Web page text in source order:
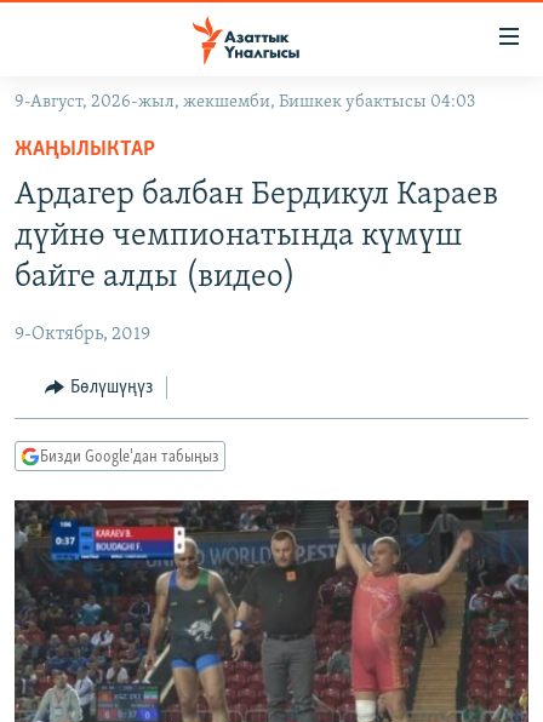
Навигацияга
өтүңүз
Издөөгө
салыңызКЫРГЫЗСТАН
САЯСАТ
МАДАНИЯТ
ДҮЙНӨ
ДҮЙНӨ
УКРАИНА
ТВ ПРОГРАММАЛАР
БҮГҮН АЗАТТЫКТА
ДАНИСТЕ
ЭЖЕ-СИҢДИЛЕР
АЗАТТЫК+
ЫҢГАЙСЫЗ СУРООЛОР
ПОДКАСТ
Русский
ОНЛАЙН ШЕРИНЕ
9-Август, 2026-жыл, жекшемби, Бишкек убактысы 04:03
ЖАҢЫЛЫКТАР
Ардагер балбан Бердикул Караев
дүйнө чемпионатында күмүш
байге алды (видео)
9-Октябрь, 2019
Бөлүшүңүз
Бизди Google'дан табыңыз